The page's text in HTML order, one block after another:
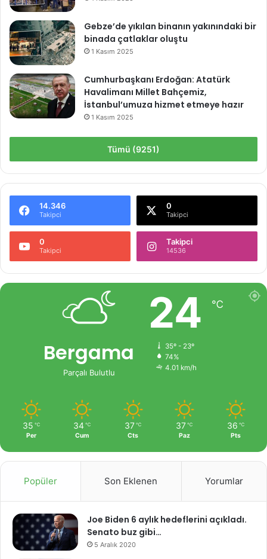
Gebze’de yıkılan binanın yakınındaki bir
binada çatlaklar oluştu
1 Kasım 2025
Cumhurbaşkanı Erdoğan: Atatürk
Havalimanı Millet Bahçemiz,
İstanbul’umuza hizmet etmeye hazır
1 Kasım 2025
Tümü (9251)
14.346
Takipci
0
Takipci
0
Takipci
Takipci
14536
Bergama
Parçalı Bulutlu
24 ℃
35º - 23º
74%
4.01 km/h
35 ℃
Per
34 ℃
Cum
37 ℃
Cts
37 ℃
Paz
36 ℃
Pts
Popüler Son Eklenen Yorumlar
Joe Biden 6 aylık hedeflerini açıkladı.
Senato buz gibi…
5 Aralık 2020